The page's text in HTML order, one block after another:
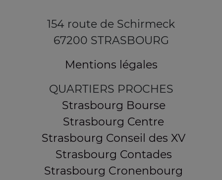
154 route de Schirmeck
67200 STRASBOURG
Mentions légales
QUARTIERS PROCHES
Strasbourg Bourse
Strasbourg Centre
Strasbourg Conseil des XV
Strasbourg Contades
Strasbourg Cronenbourg